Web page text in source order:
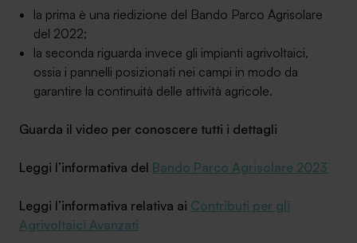
all'Oam n.M336
la prima è una riedizione del Bando Parco Agrisolare
del 2022;
la seconda riguarda invece gli impianti agrivoltaici,
ossia i pannelli posizionati nei campi in modo da
garantire la continuità delle attività agricole.
Guarda il video per conoscere tutti i dettagli
Leggi l’informativa del Bando Parco Agrisolare 2023
Leggi l’informativa relativa ai Contributi per gli
Agrivoltaici Avanzati